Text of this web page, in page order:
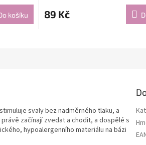
košíku 89 Kč
svaly bez nadměrného tlaku, a
začínají zvedat a chodit, a dospělé s
hypoalergenního materiálu na bázi